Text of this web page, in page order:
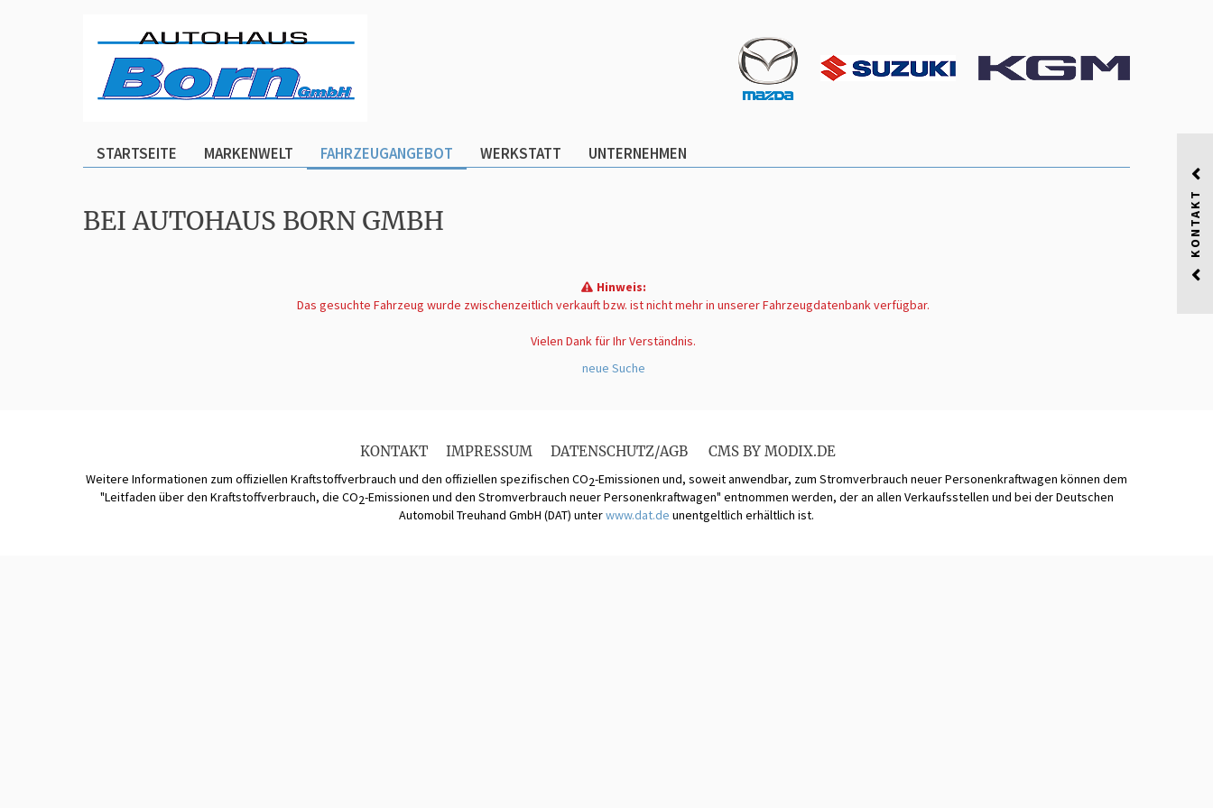
KONTAKT
STARTSEITE MARKENWELT FAHRZEUGANGEBOT WERKSTATT UNTERNEHMEN
BEI AUTOHAUS BORN GMBH
Hinweis:
Das gesuchte Fahrzeug wurde zwischenzeitlich verkauft bzw. ist nicht mehr in unserer Fahrzeugdatenbank verfügbar.
Vielen Dank für Ihr Verständnis.
neue Suche
KONTAKT IMPRESSUM DATENSCHUTZ/AGB CMS BY MODIX.DE
Weitere Informationen zum offiziellen Kraftstoffverbrauch und den offiziellen spezifischen CO2-Emissionen und, soweit anwendbar, zum Stromverbrauch neuer Personenkraftwagen können dem
"Leitfaden über den Kraftstoffverbrauch, die CO2-Emissionen und den Stromverbrauch neuer Personenkraftwagen" entnommen werden, der an allen Verkaufsstellen und bei der Deutschen
Automobil Treuhand GmbH (DAT) unterwww.dat.de unentgeltlich erhältlich ist.